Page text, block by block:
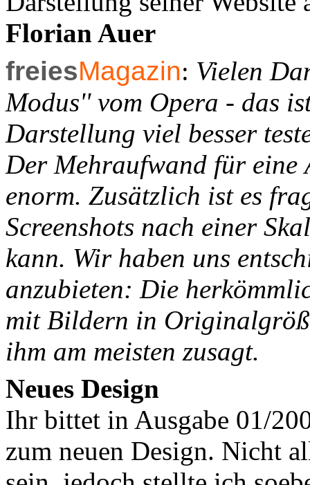
Florian Auer
freiesMagazin: Vielen
Modus'' vom Opera - das
Darstellung viel besser
Der Mehraufwand für
enorm. Zusätzlich ist es
Screenshots nach einer
kann. Wir haben uns
anzubieten: Die
mit Bildern in
ihm am meisten zusagt.
Neues Design
Ihr bittet in Ausgabe 01/
zum neuen Design. Nicht